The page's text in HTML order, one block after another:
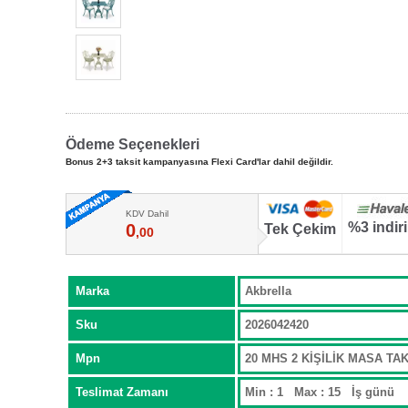
Ödeme Seçenekleri
Bonus 2+3 taksit kampanyasına Flexi Card'lar dahil değildir.
KDV Dahil
0,00 Tek Çekim %3
Marka Akbrella
Sku 2026042420
Mpn 20 MHS 2 KİŞİLİK MASA
Teslimat Zamanı Min : 1 Max : 15 İş günü